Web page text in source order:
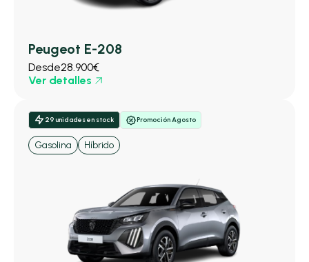
Peugeot E-208
Desde28.900€
Ver detalles
29 unidades en stock Promoción Agosto
Gasolina Híbrido